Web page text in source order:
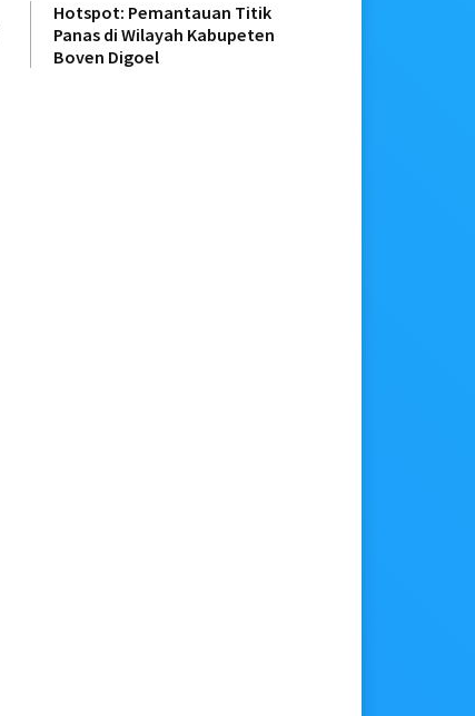
Hotspot: Pemantauan Titik
Panas di Wilayah Kabupeten
Boven Digoel